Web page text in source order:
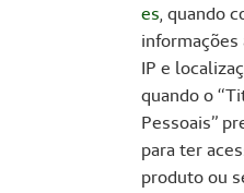
es, quando
informações
IP e
quando o
Pessoais”
para ter
produto ou